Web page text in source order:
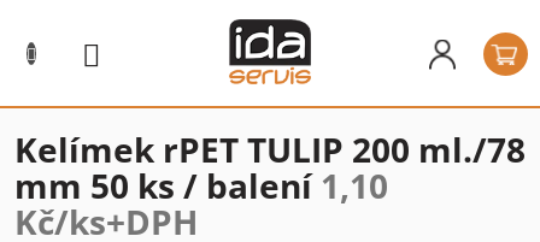
obsah
Kelímek rPET TULIP 200 ml./78
mm 50 ks / balení 1,10
Kč/ks+DPH